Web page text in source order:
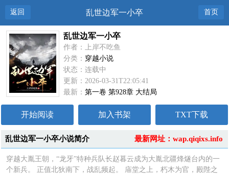
返回 乱世边军一小卒 首页
乱世边军一小卒
作者：上岸不吃鱼
分类： 穿越小说
状态：连载中
更新：2026-03-31T22:05:41
最新：第一卷 第928章 大结局
开始阅读 加入书架 TXT下载
最新网址：wap.qiqixs.info
乱世边军一小卒小说简介
穿越大胤王朝，“龙牙”特种兵队长赵暮云成为大胤北疆烽燧台内的一
个新兵。 正值北狄南下，战乱频起。 庙堂之上，朽木为官，殿陛之